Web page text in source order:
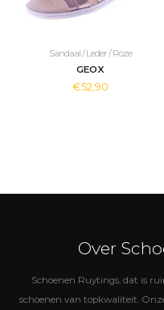
Sandaal / Leder / Roze
GEOX
€52,90
Over
Schoenen Ruytings, dat is
schoenen van topkwaliteit.